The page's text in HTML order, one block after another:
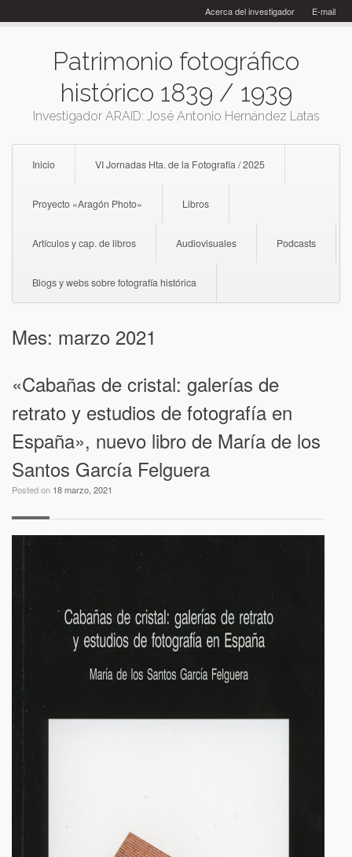
to
E-mail
Acerca del investigador
Patrimonio fotográfico
histórico 1839 / 1939
Investigador ARAID: José Antonio Hernández Latas
Inicio VI Jornadas Hta. de la Fotografía / 2025
Proyecto «Aragón Photo» Libros
Artículos y cap. de libros Audiovisuales Podcasts
Blogs y webs sobre fotografía histórica
Mes: marzo 2021
«Cabañas de cristal: galerías de
retrato y estudios de fotografía en
España», nuevo libro de María de los
Santos García Felguera
Posted on 18 marzo, 2021